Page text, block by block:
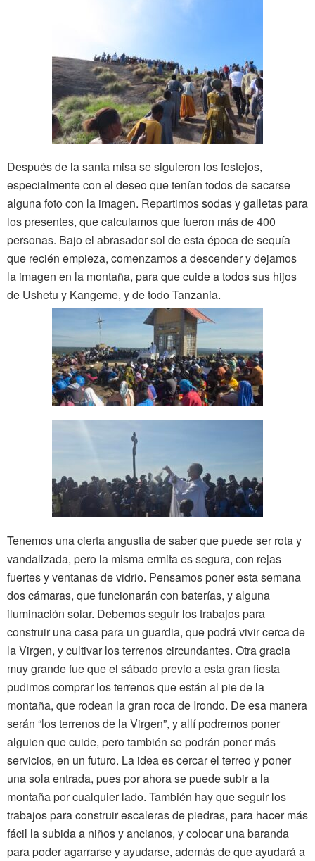
Después de la santa misa se siguieron los festejos,
especialmente con el deseo que tenían todos de sacarse
alguna foto con la imagen. Repartimos sodas y galletas para
los presentes, que calculamos que fueron más de 400
personas. Bajo el abrasador sol de esta época de sequía
que recién empieza, comenzamos a descender y dejamos
la imagen en la montaña, para que cuide a todos sus hijos
de Ushetu y Kangeme, y de todo Tanzania.
Tenemos una cierta angustia de saber que puede ser rota y
vandalizada, pero la misma ermita es segura, con rejas
fuertes y ventanas de vidrio. Pensamos poner esta semana
dos cámaras, que funcionarán con baterías, y alguna
iluminación solar. Debemos seguir los trabajos para
construir una casa para un guardia, que podrá vivir cerca de
la Virgen, y cultivar los terrenos circundantes. Otra gracia
muy grande fue que el sábado previo a esta gran fiesta
pudimos comprar los terrenos que están al pie de la
montaña, que rodean la gran roca de Irondo. De esa manera
serán “los terrenos de la Virgen”, y allí podremos poner
alguien que cuide, pero también se podrán poner más
servicios, en un futuro. La idea es cercar el terreo y poner
una sola entrada, pues por ahora se puede subir a la
montaña por cualquier lado. También hay que seguir los
trabajos para construir escaleras de piedras, para hacer más
fácil la subida a niños y ancianos, y colocar una baranda
para poder agarrarse y ayudarse, además de que ayudará a